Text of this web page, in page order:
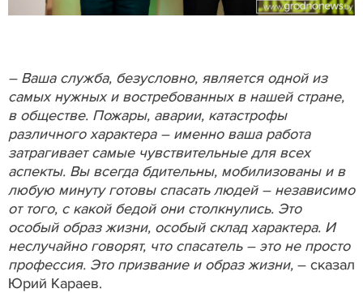
– Ваша служба, безусловно, является одной из
самых нужных и востребованных в нашей стране,
в обществе. Пожары, аварии, катастрофы
различного характера – именно ваша работа
затрагивает самые чувствительные для всех
аспекты. Вы всегда бдительны, мобилизованы и в
любую минуту готовы спасать людей – независимо
от того, с какой бедой они столкнулись. Это
особый образ жизни, особый склад характера. И
неслучайно говорят, что спасатель – это не просто
профессия. Это призвание и образ жизни, – сказал
Юрий Караев.